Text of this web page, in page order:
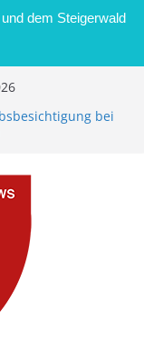
dem Steigerwald
bei
schnell unter
Anmeldung für
Euro